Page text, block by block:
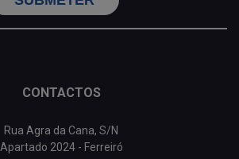
CONTACTOS
Rua Agra da Cana, S/N
Apartado 2024 - Ferreiró